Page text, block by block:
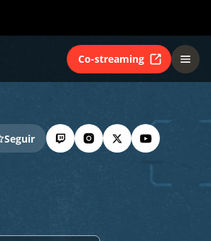
Co-streaming
Seguir